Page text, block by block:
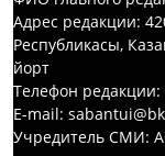
Адрес редакции:
Республикасы,
йорт
Телефон редакции:
E-mail:
Учредитель СМИ: